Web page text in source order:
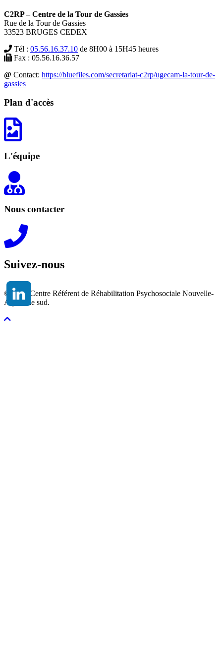
C2RP – Centre de la Tour de Gassies
Rue de la Tour de Gassies
33523 BRUGES CEDEX
Tél : 05.56.16.37.10 de 8H00 à 15H45 heures
Fax : 05.56.16.36.57
@ Contact: https://bluefiles.com/secretariat-c2rp/ugecam-la-tour-de-
gassies
Plan d'accès
L'équipe
Nous contacter
Suivez-nous
© 2026 Centre Référent de Réhabilitation Psychosociale Nouvelle-
Aquitaine sud.